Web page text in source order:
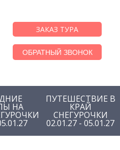
ЗАКАЗ ТУРА
ОБРАТНЫЙ ЗВОНОК
НА
ПУТЕШЕСТВИЕ В
КРАЙ
СНЕГУРОЧКИ
02.01.27 - 05.01.27